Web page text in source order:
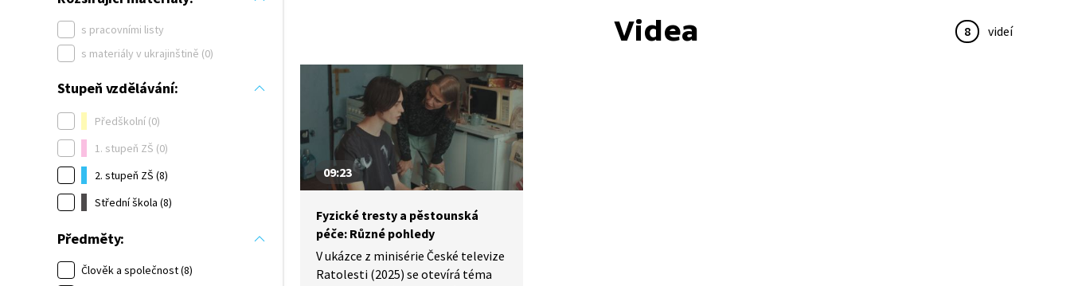
s pracovními listy
s materiály v ukrajinštině (0)
Stupeň vzdělávání:
Předškolní (0)
1. stupeň ZŠ (0)
2. stupeň ZŠ (8)
Střední škola (8)
Předměty:
Člověk a společnost (8)
Videa 8 videí
09:23
Fyzické tresty a pěstounská
péče: Různé pohledy
V ukázce z minisérie České televize
Ratolesti (2025) se otevírá téma